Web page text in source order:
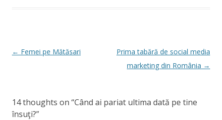
Post
← Femei pe Mătăsari
Prima tabără de social media
marketing din România →
14 thoughts on “Când ai pariat ultima dată pe tine
însuţi?”